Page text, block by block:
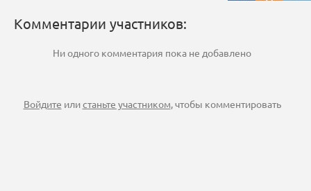
Комментарии участников:
Ни одного комментария пока не добавлено
Войдите илистаньте участником, чтобы комментировать